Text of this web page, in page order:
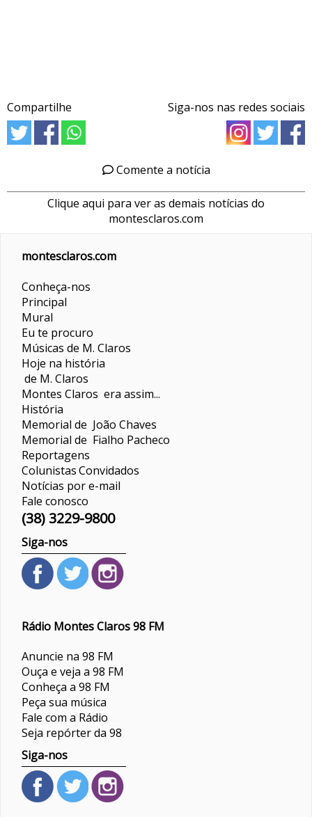
Compartilhe Siga-nos nas redes sociais
Comente a notícia
Clique aqui para ver as demais notícias do
montesclaros.com
montesclaros.com
Conheça-nos
Principal
Mural
Eu te procuro
Músicas de M. Claros
Hoje na história
de M. Claros
Montes Claros era assim...
História
Memorial de João Chaves
Memorial de Fialho Pacheco
Reportagens
ColunistasConvidados
Notícias por e-mail
Fale conosco
(38) 3229-9800
Siga-nos
Rádio Montes Claros 98 FM
Anuncie na 98 FM
Ouça e veja a 98 FM
Conheça a 98 FM
Peça sua música
Fale com a Rádio
Seja repórter da 98
Siga-nos